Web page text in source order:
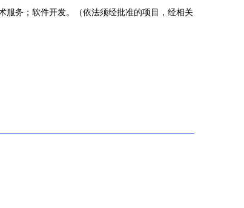
服务；软件开发。（依法须经批准的项目，经相关